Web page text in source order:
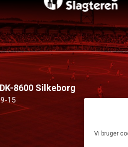
Vi bruger
8600 Silkeborg
15